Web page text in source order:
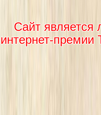
Сайт является
интернет-премии